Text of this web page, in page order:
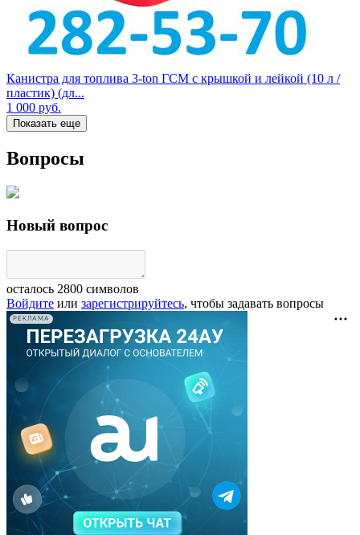
Канистра для топлива 3-ton ГСМ с крышкой и лейкой (10 л /
пластик) (дл...
1 000 руб.
Показать еще
Вопросы
Новый вопрос
осталось 2800 символов
Войдите или зарегистрируйтесь, чтобы задавать вопросы
РЕКЛАМА